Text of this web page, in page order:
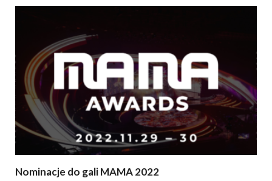
Nominacje do gali MAMA 2022